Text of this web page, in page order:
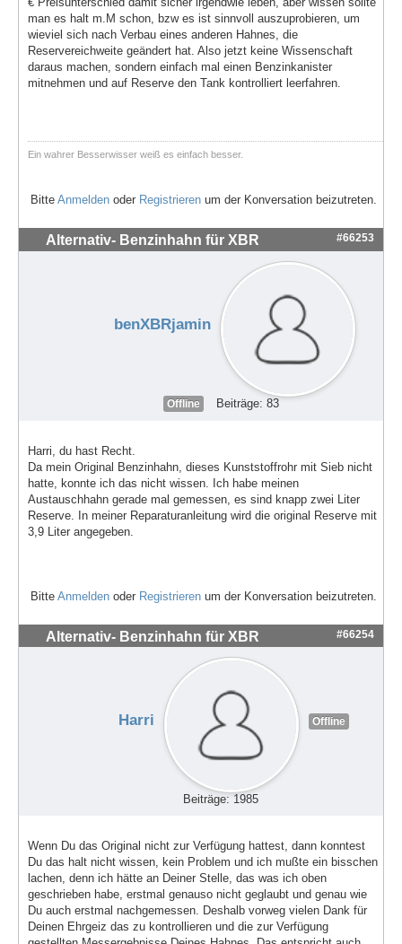
man es halt m.M schon, bzw es ist sinnvoll auszuprobieren, um
wieviel sich nach Verbau eines anderen Hahnes, die
Reservereichweite geändert hat. Also jetzt keine Wissenschaft
daraus machen, sondern einfach mal einen Benzinkanister
mitnehmen und auf Reserve den Tank kontrolliert leerfahren.
Ein wahrer Besserwisser weiß es einfach besser.
Bitte Anmelden oder Registrieren um der Konversation beizutreten.
Alternativ- Benzinhahn für XBR #66253
benXBRjamin
Offline Beiträge: 83
Harri, du hast Recht.
Da mein Original Benzinhahn, dieses Kunststoffrohr mit Sieb nicht
hatte, konnte ich das nicht wissen. Ich habe meinen
Austauschhahn gerade mal gemessen, es sind knapp zwei Liter
Reserve. In meiner Reparaturanleitung wird die original Reserve mit
3,9 Liter angegeben.
Bitte Anmelden oder Registrieren um der Konversation beizutreten.
Alternativ- Benzinhahn für XBR #66254
Harri Offline
Beiträge: 1985
Wenn Du das Original nicht zur Verfügung hattest, dann konntest
Du das halt nicht wissen, kein Problem und ich mußte ein bisschen
lachen, denn ich hätte an Deiner Stelle, das was ich oben
geschrieben habe, erstmal genauso nicht geglaubt und genau wie
Du auch erstmal nachgemessen. Deshalb vorweg vielen Dank für
Deinen Ehrgeiz das zu kontrollieren und die zur Verfügung